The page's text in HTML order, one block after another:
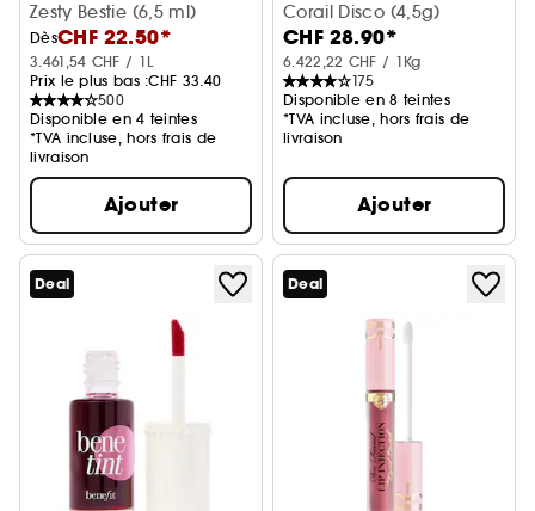
Rouge À Lèvres Liquide
Zesty Bestie (6,5 ml)
DèsCHF 22.50*
3.461,54 CHF / 1L
Prix le plus bas :CHF 33.40
500
Disponible en 4 teintes
*TVA incluse, hors frais de
livraison
Ajouter
Corail Disco (4,5g)
CHF 28.90*
6.422,22 CHF / 1Kg
175
Disponible en 8 teintes
*TVA incluse, hors frais de
livraison
Ajouter
Deal Deal